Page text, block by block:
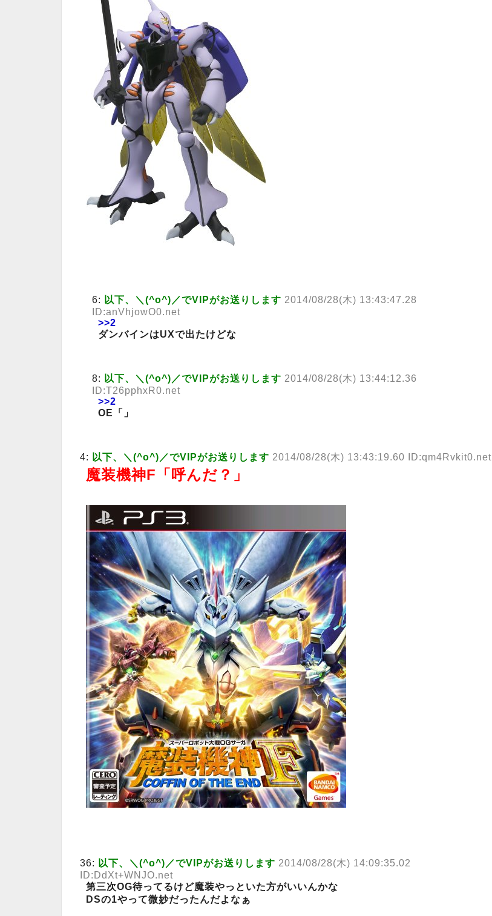
6: 以下、＼(^o^)／でVIPがお送りします 2014/08/28(木) 13:43:47.28
ID:anVhjowO0.net
>>2
ダンバインはUXで出たけどな
8: 以下、＼(^o^)／でVIPがお送りします 2014/08/28(木) 13:44:12.36
ID:T26pphxR0.net
>>2
OE「」
4: 以下、＼(^o^)／でVIPがお送りします 2014/08/28(木) 13:43:19.60 ID:qm4Rvkit0.net
魔装機神F「呼んだ？」
36: 以下、＼(^o^)／でVIPがお送りします 2014/08/28(木) 14:09:35.02
ID:DdXt+WNJO.net
第三次OG待ってるけど魔装やっといた方がいいんかな
DSの1やって微妙だったんだよなぁ